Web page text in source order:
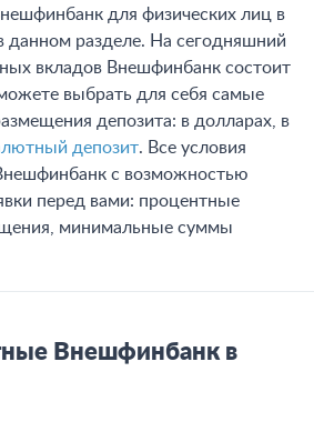
для физических лиц в
данном разделе. На сегодняшний
вкладов Внешфинбанк состоит
выбрать для себя самые
депозита: в долларах, в
депозит. Все условия
с возможностью
перед вами: процентные
минимальные суммы
Внешфинбанк в